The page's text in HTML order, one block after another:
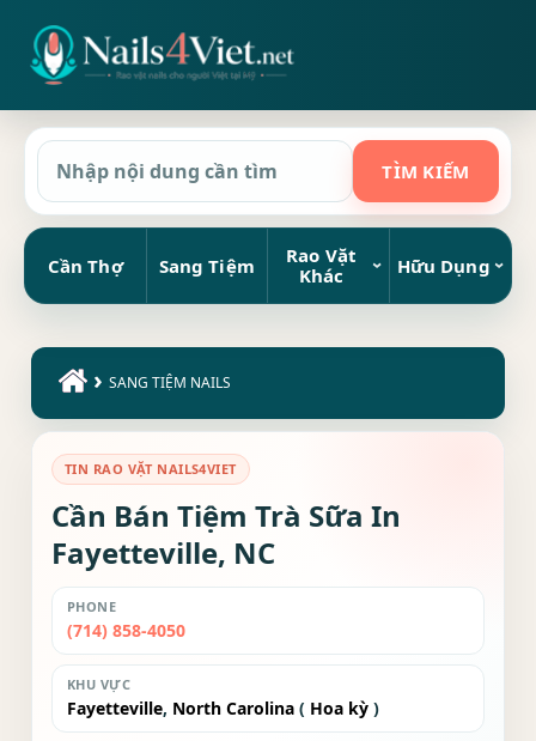
Cần Thợ Sang Tiệm
Rao Vặt
Khác
Hữu Dụng
› SANG TIỆM NAILS
TIN RAO VẶT NAILS4VIET
Cần Bán Tiệm Trà Sữa In
Fayetteville, NC
PHONE
(714) 858-4050
KHU VỰC
Fayetteville, North Carolina ( Hoa kỳ )